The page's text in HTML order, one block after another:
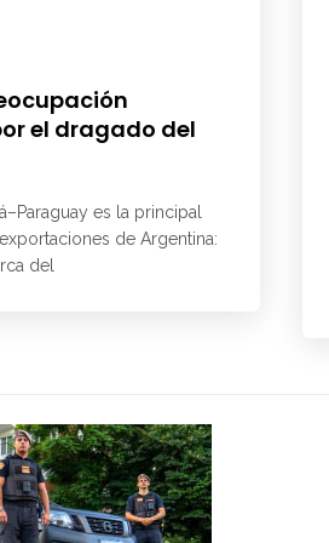
el dragado del
es la principal
de Argentina:
del